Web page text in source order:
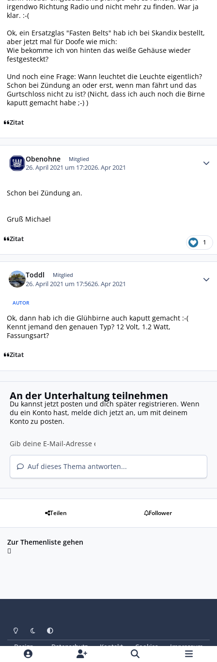
irgendwo Richtung Radio und nicht mehr zu finden. War ja
klar. :-(
Ok, ein Ersatzglas "Fasten Belts" hab ich bei Skandix bestellt,
aber jetzt mal für Doofe wie mich:
Wie bekomme ich von hinten das weiße Gehäuse wieder
festgesteckt?
Und noch eine Frage: Wann leuchtet die Leuchte eigentlich?
Schon bei Zündung an oder erst, wenn man fährt und das
Gurtschloss nicht zu ist? (Nicht, dass ich auch noch die Birne
kaputt gemacht habe ;-) )
Zitat
Obenohne Mitglied
26. April 2021 um 17:2026. Apr 2021
Schon bei Zündung an.
Gruß Michael
Zitat 1
Toddl Mitglied
26. April 2021 um 17:5626. Apr 2021
AUTOR
Ok, dann hab ich die Glühbirne auch kaputt gemacht :-(
Kennt jemand den genauen Typ? 12 Volt, 1.2 Watt,
Fassungsart?
Zitat
An der Unterhaltung teilnehmen
Du kannst jetzt posten und dich später registrieren. Wenn
du ein Konto hast, melde dich jetzt an, um mit deinem
Konto zu posten.
Auf dieses Thema antworten...
Teilen Follower
Zur Themenliste gehen
Heller ModusDunkler Modus
Systemeinstellung
Design Datenschutz Kontakt Cookies
Impressum
© Copyright 2025 - SAABoteure e. V.
Powered by Invision Community